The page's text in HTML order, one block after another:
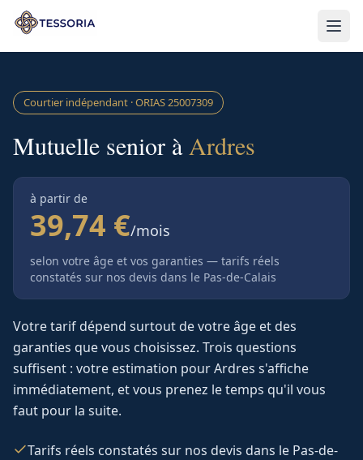
Aller au contenu principal
Courtier indépendant · ORIAS25007309
Mutuelle senior àArdres
à partir de
39,74 €/mois
selon votre âge et vos garanties — tarifs réels
constatés sur nos devis dans le Pas-de-Calais
Votre tarif dépend surtout de votre âge et des
garanties que vous choisissez. Trois questions
suffisent : votre estimation pourArdres s'affiche
immédiatement, et vous prenez le temps qu'il vous
faut pour la suite.
Tarifs réels constatés sur nos devis dans le Pas-de-